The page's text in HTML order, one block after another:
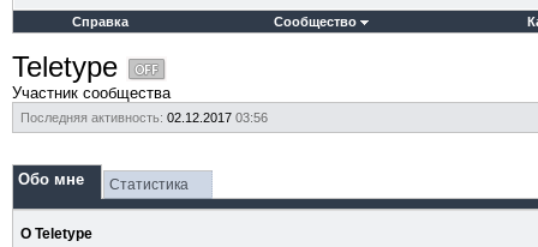
Справка Сообщество
Teletype
Участник сообщества
Последняя активность: 02.12.2017 03:56
Обо мне Статистика
О Teletype